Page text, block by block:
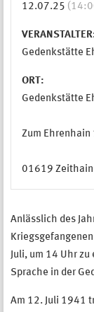
12.07.25
Gedenkstätte
ORT:
Gedenkstätte
Zum Ehrenhain
01619 Zeithain
Anlässlich des
Juli, um 14 Uhr
Sprache in der
Am 12. Juli 1941